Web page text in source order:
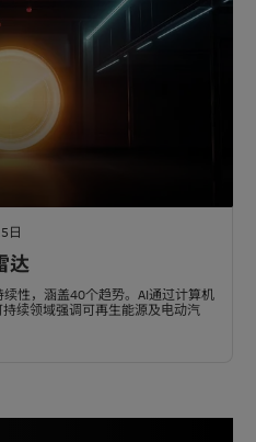
日
达
性，涵盖40个趋势。AI通过计算机
续领域强调可再生能源及电动汽